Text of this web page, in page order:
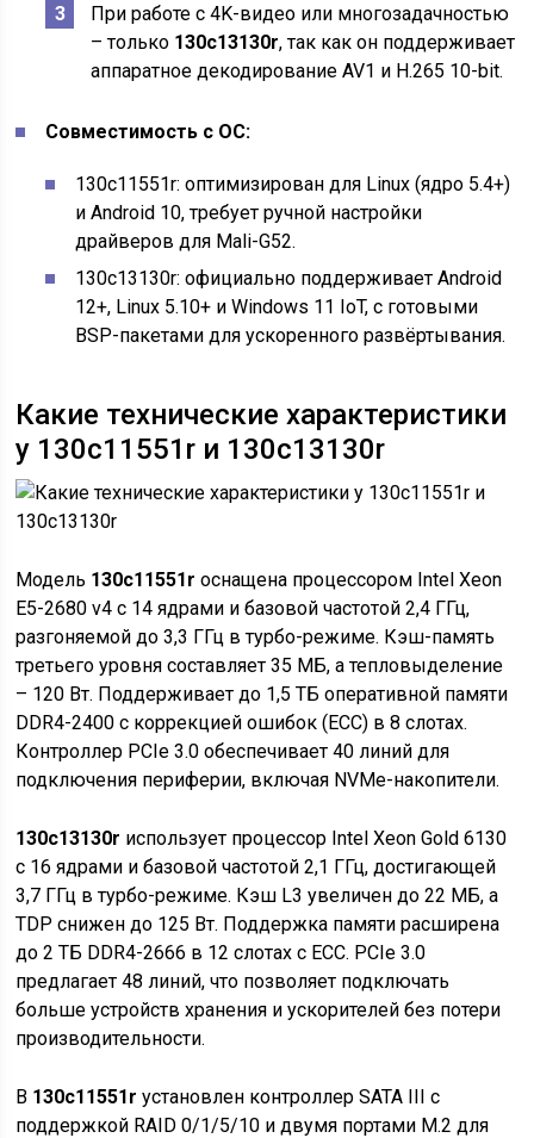
При работе с 4K-видео или многозадачностью
– только 130c13130r, так как он поддерживает
аппаратное декодирование AV1 и H.265 10-bit.
Совместимость с ОС:
130c11551r: оптимизирован для Linux (ядро 5.4+)
и Android 10, требует ручной настройки
драйверов для Mali-G52.
130c13130r: официально поддерживает Android
12+, Linux 5.10+ и Windows 11 IoT, с готовыми
BSP-пакетами для ускоренного развёртывания.
Какие технические характеристики
у 130c11551r и 130c13130r
Модель 130c11551r оснащена процессором Intel Xeon
E5-2680 v4 с 14 ядрами и базовой частотой 2,4 ГГц,
разгоняемой до 3,3 ГГц в турбо-режиме. Кэш-память
третьего уровня составляет 35 МБ, а тепловыделение
– 120 Вт. Поддерживает до 1,5 ТБ оперативной памяти
DDR4-2400 с коррекцией ошибок (ECC) в 8 слотах.
Контроллер PCIe 3.0 обеспечивает 40 линий для
подключения периферии, включая NVMe-накопители.
130c13130r использует процессор Intel Xeon Gold 6130
с 16 ядрами и базовой частотой 2,1 ГГц, достигающей
3,7 ГГц в турбо-режиме. Кэш L3 увеличен до 22 МБ, а
TDP снижен до 125 Вт. Поддержка памяти расширена
до 2 ТБ DDR4-2666 в 12 слотах с ECC. PCIe 3.0
предлагает 48 линий, что позволяет подключать
больше устройств хранения и ускорителей без потери
производительности.
В 130c11551r установлен контроллер SATA III с
поддержкой RAID 0/1/5/10 и двумя портами M.2 для